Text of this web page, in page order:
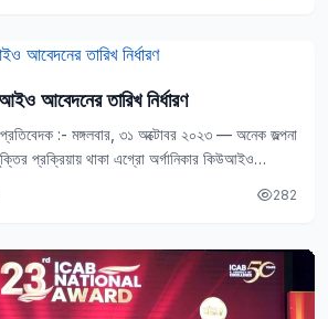
আবেদনের তারিখ নির্ধারণ
:- মঙ্গলবার, ৩১ অক্টোবর ২০২৩ — অনেক জল্পনা
প্রক্রিয়ায় থাকা এগ্রো অর্গানিকার কিউআইও
282